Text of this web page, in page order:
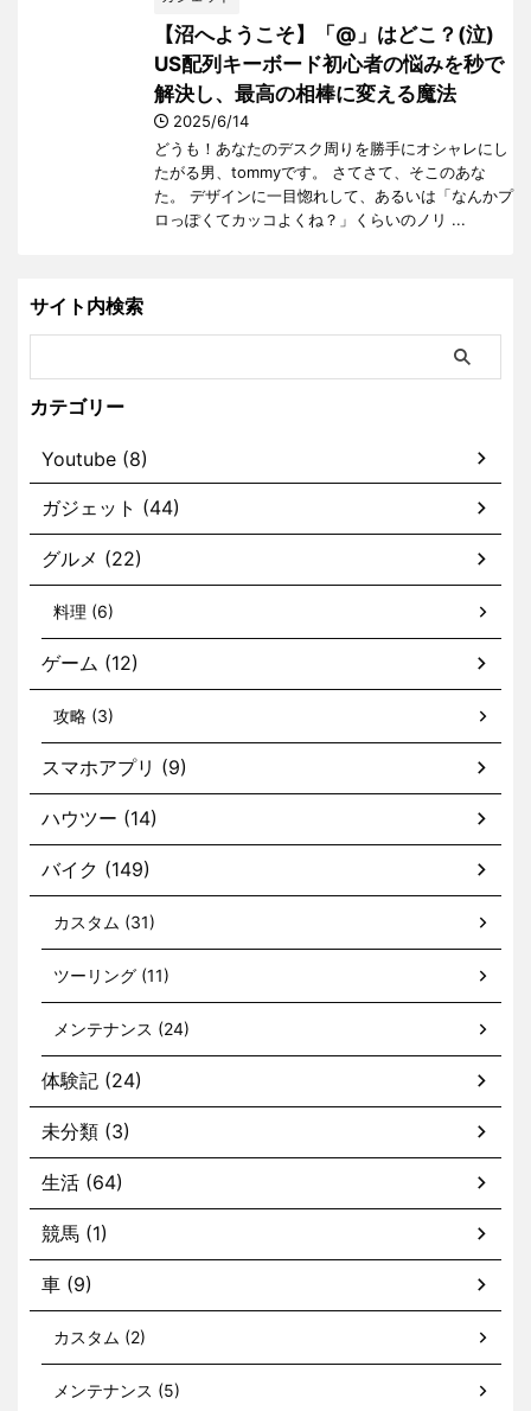
【沼へようこそ】「@」はどこ？(泣)
US配列キーボード初心者の悩みを秒で
解決し、最高の相棒に変える魔法
2025/6/14
どうも！あなたのデスク周りを勝手にオシャレにし
たがる男、tommyです。 さてさて、そこのあな
た。 デザインに一目惚れして、あるいは「なんかプ
ロっぽくてカッコよくね？」くらいのノリ ...
サイト内検索
カテゴリー
Youtube (8)
ガジェット (44)
グルメ (22)
料理 (6)
ゲーム (12)
攻略 (3)
スマホアプリ (9)
ハウツー (14)
バイク (149)
カスタム (31)
ツーリング (11)
メンテナンス (24)
体験記 (24)
未分類 (3)
生活 (64)
競馬 (1)
車 (9)
カスタム (2)
メンテナンス (5)